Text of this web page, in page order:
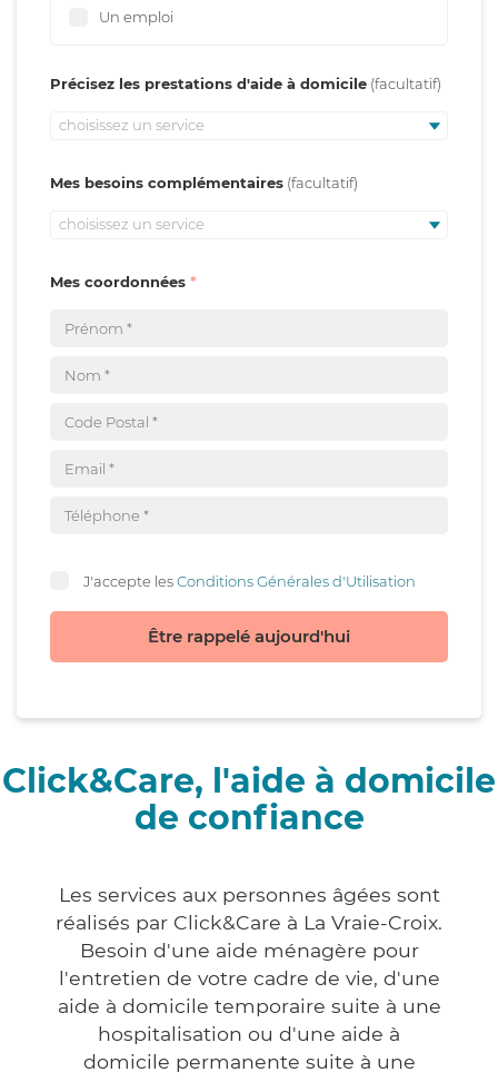
Un emploi
Précisez les prestations d'aide à domicile
choisissez un service
Mes besoins complémentaires
choisissez un service
Mes coordonnées
J'accepte lesConditions Générales d'Utilisation
Être rappelé aujourd'hui
Click&Care, l'aide à domicile
de confiance
Les services aux personnes âgées sont
réalisés par Click&Care à La Vraie-Croix.
Besoin d'une aide ménagère pour
l'entretien de votre cadre de vie, d'une
aide à domicile temporaire suite à une
hospitalisation ou d'une aide à
domicile permanente suite à une